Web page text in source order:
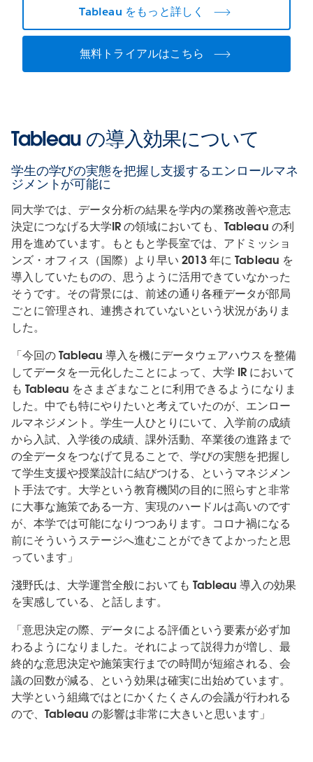
Tableau をもっと詳しく
無料トライアルはこちら
Tableau の導入効果について
学生の学びの実態を把握し支援するエンロールマネ
ジメントが可能に
同大学では、データ分析の結果を学内の業務改善や意志
決定につなげる大学IR の領域においても、Tableau の利
用を進めています。もともと学長室では、アドミッショ
ンズ・オフィス（国際）より早い 2013 年に Tableau を
導入していたものの、思うように活用できていなかった
そうです。その背景には、前述の通り各種データが部局
ごとに管理され、連携されていないという状況がありま
した。
「今回の Tableau 導入を機にデータウェアハウスを整備
してデータを一元化したことによって、大学 IR において
も Tableau をさまざまなことに利用できるようになりま
した。中でも特にやりたいと考えていたのが、エンロー
ルマネジメント。学生一人ひとりにいて、入学前の成績
から入試、入学後の成績、課外活動、卒業後の進路まで
の全データをつなげて見ることで、学びの実態を把握し
て学生支援や授業設計に結びつける、というマネジメン
ト手法です。大学という教育機関の目的に照らすと非常
に大事な施策である一方、実現のハードルは高いのです
が、本学では可能になりつつあります。コロナ禍になる
前にそういうステージへ進むことができてよかったと思
っています」
淺野氏は、大学運営全般においても Tableau 導入の効果
を実感している、と話します。
「意思決定の際、データによる評価という要素が必ず加
わるようになりました。それによって説得力が増し、最
終的な意思決定や施策実行までの時間が短縮される、会
議の回数が減る、という効果は確実に出始めています。
大学という組織ではとにかくたくさんの会議が行われる
ので、Tableau の影響は非常に大きいと思います」